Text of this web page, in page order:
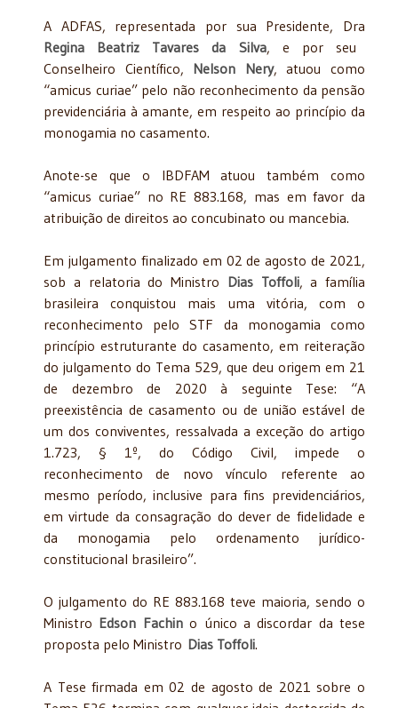
A ADFAS, representada por sua Presidente, Dra
Regina Beatriz Tavares da Silva, e por seu
Conselheiro Científico, Nelson Nery, atuou como
“amicus curiae” pelo não reconhecimento da pensão
previdenciária à amante, em respeito ao princípio da
monogamia no casamento.
Anote-se que o IBDFAM atuou também como
“amicus curiae” no RE 883.168, mas em favor da
atribuição de direitos ao concubinato ou mancebia.
Em julgamento finalizado em 02 de agosto de 2021,
sob a relatoria do Ministro Dias Toffoli, a família
brasileira conquistou mais uma vitória, com o
reconhecimento pelo STF da monogamia como
princípio estruturante do casamento, em reiteração
do julgamento do Tema 529, que deu origem em 21
de dezembro de 2020 à seguinte Tese: “A
preexistência de casamento ou de união estável de
um dos conviventes, ressalvada a exceção do artigo
1.723, § 1º, do Código Civil, impede o
reconhecimento de novo vínculo referente ao
mesmo período, inclusive para fins previdenciários,
em virtude da consagração do dever de fidelidade e
da monogamia pelo ordenamento jurídico-
constitucional brasileiro”.
O julgamento do RE 883.168 teve maioria, sendo o
Ministro Edson Fachino único a discordar da tese
proposta pelo Ministro Dias Toffoli.
A Tese firmada em 02 de agosto de 2021 sobre o